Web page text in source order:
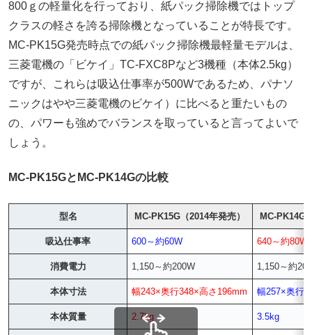
800ｇの軽量化を行っており、紙パック掃除機ではトップ
クラスの軽さを誇る掃除機となっていることが特長です。
MC-PK15G発売時点での紙パック掃除機最軽量モデルは、
三菱電機の「ビケイ」TC-FXC8Pなど3機種（本体2.5kg）
ですが、これらは吸込仕事率が500Wであるため、パナソ
ニックはやや三菱電機のビケイ）に比べると重たいもの
の、パワーも強めでバランスを取っていると言ってよいで
しょう。
MC-PK15GとMC-PK14Gの比較
型名 MC-PK15G（2014年発売） MC-PK14G
吸込仕事率 600～約60W 640～約80W
消費電力 1,150～約200W 1,150～約
本体寸法 幅243×奥行348×高さ196mm 幅257×奥行
本体質量 2.7kg 3.5kg